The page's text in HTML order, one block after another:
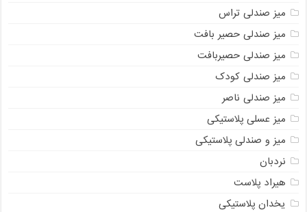
میز صندلی تراس
میز صندلی حصیر بافت
میز صندلی حصیربافت
میز صندلی کودک
میز صندلی ناصر
میز عسلی پلاستیکی
میز و صندلی پلاستیکی
نردبان
هیراد پلاست
یخدان پلاستیکی